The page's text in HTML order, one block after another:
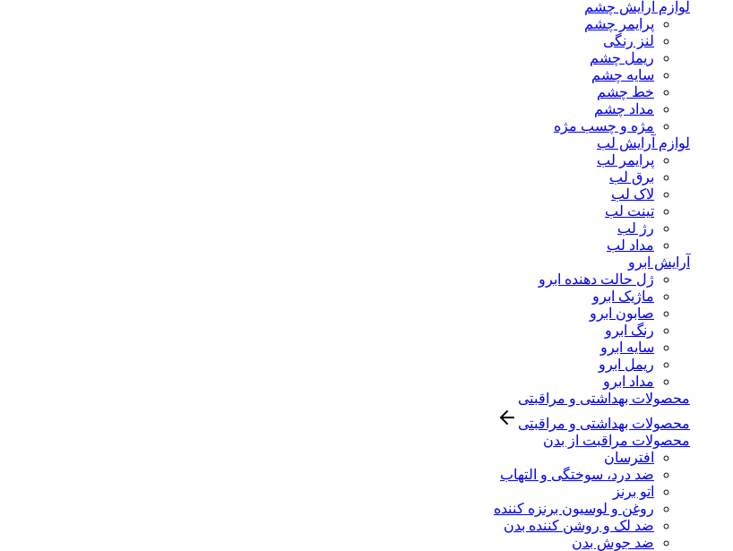
لوازم آرایش چشم
پرایمر چشم
لنز رنگی
ریمل چشم
سایه چشم
خط چشم
مداد چشم
مژه و چسب مژه
لوازم آرایش لب
پرایمر لب
برق لب
لاک لب
تینت لب
رژ لب
مداد لب
آرایش ابرو
ژل حالت دهنده ابرو
ماژیک ابرو
صابون ابرو
رنگ ابرو
سایه ابرو
ریمل ابرو
مداد ابرو
محصولات بهداشتی و مراقبتی
محصولات بهداشتی و مراقبتی
محصولات مراقبت از بدن
افترسان
ضد درد، سوختگی و التهاب
اتو برنز
روغن و لوسیون برنزه کننده
ضد لک و روشن کننده بدن
ضد جوش بدن